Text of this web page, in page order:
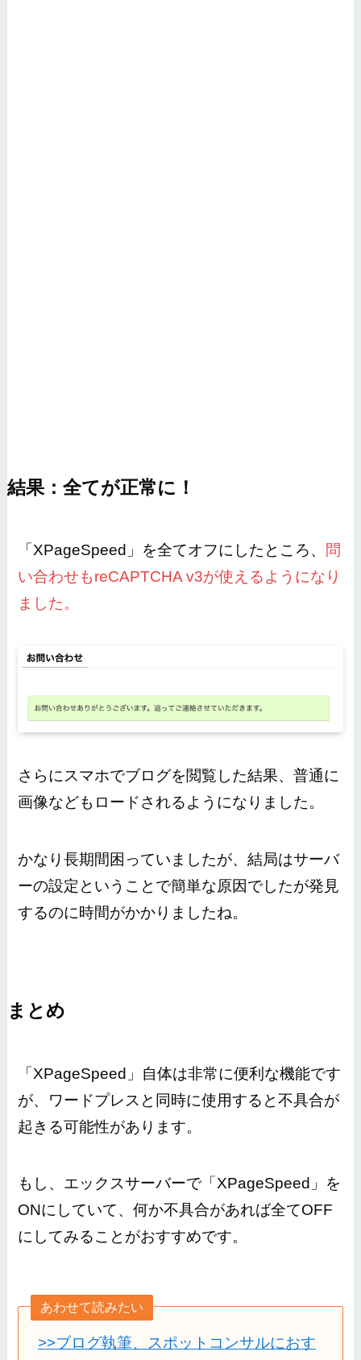
結果：全てが正常に！
「XPageSpeed」を全てオフにしたところ、 問
い合わせもreCAPTCHA v3が使えるようになり
ました。
さらにスマホでブログを閲覧した結果、普通に
画像などもロードされるようになりました。
かなり長期間困っていましたが、結局はサーバ
ーの設定ということで簡単な原因でしたが発見
するのに時間がかかりましたね。
まとめ
「XPageSpeed」自体は非常に便利な機能です
が、ワードプレスと同時に使用すると不具合が
起きる可能性があります。
もし、エックスサーバーで「XPageSpeed」を
ONにしていて、何か不具合があれば全てOFF
にしてみることがおすすめです。
あわせて読みたい
>>ブログ執筆、スポットコンサルにおす